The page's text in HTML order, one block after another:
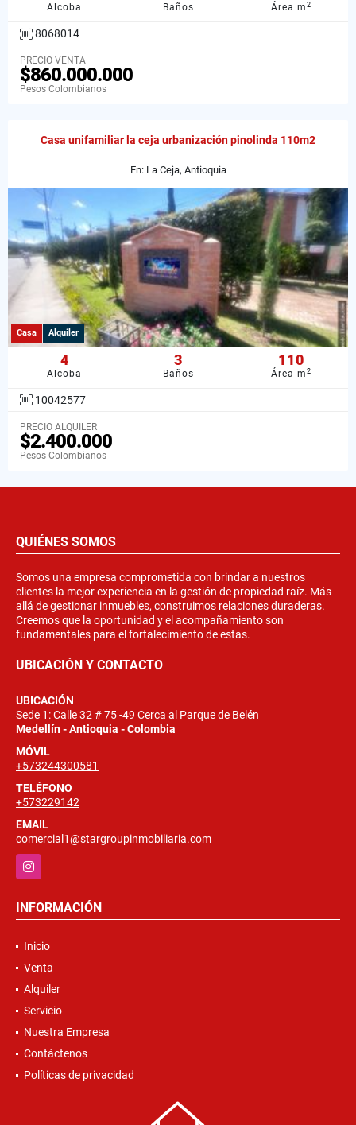
Alcoba Baños Área m2
8068014
PRECIO VENTA
$860.000.000
Pesos Colombianos
Casa unifamiliar la ceja urbanización pinolinda 110m2
En: La Ceja, Antioquia
Casa Alquiler
4
Alcoba
3
Baños
110
Área m2
10042577
PRECIO ALQUILER
$2.400.000
Pesos Colombianos
QUIÉNES SOMOS
Somos una empresa comprometida con brindar a nuestros
clientes la mejor experiencia en la gestión de propiedad raíz. Más
allá de gestionar inmuebles, construimos relaciones duraderas.
Creemos que la oportunidad y el acompañamiento son
fundamentales para el fortalecimiento de estas.
UBICACIÓN Y CONTACTO
UBICACIÓN
Sede 1: Calle 32 # 75 -49 Cerca al Parque de Belén
Medellín - Antioquia - Colombia
MÓVIL
+573244300581
TELÉFONO
+573229142
EMAIL
comercial1@stargroupinmobiliaria.com
Instagram
INFORMACIÓN
Inicio
Venta
Alquiler
Servicio
Nuestra Empresa
Contáctenos
Políticas de privacidad